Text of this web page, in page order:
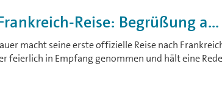
Reise: Begrüßung a...
macht seine erste offizielle Reise nach
feierlich in Empfang genommen und hält eine